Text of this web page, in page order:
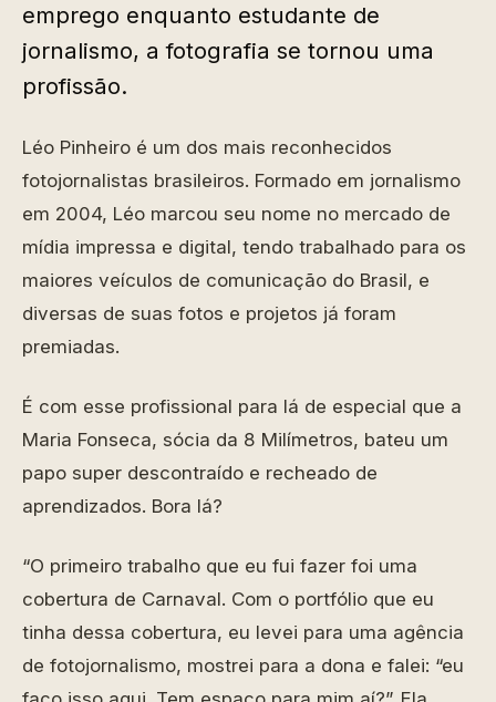
emprego enquanto estudante de
jornalismo, a fotografia se tornou uma
profissão.
Léo Pinheiro é um dos mais reconhecidos
fotojornalistas brasileiros. Formado em jornalismo
em 2004, Léo marcou seu nome no mercado de
mídia impressa e digital, tendo trabalhado para os
maiores veículos de comunicação do Brasil, e
diversas de suas fotos e projetos já foram
premiadas.
É com esse profissional para lá de especial que a
Maria Fonseca, sócia da 8 Milímetros, bateu um
papo super descontraído e recheado de
aprendizados. Bora lá?
“O primeiro trabalho que eu fui fazer foi uma
cobertura de Carnaval. Com o portfólio que eu
tinha dessa cobertura, eu levei para uma agência
de fotojornalismo, mostrei para a dona e falei: “eu